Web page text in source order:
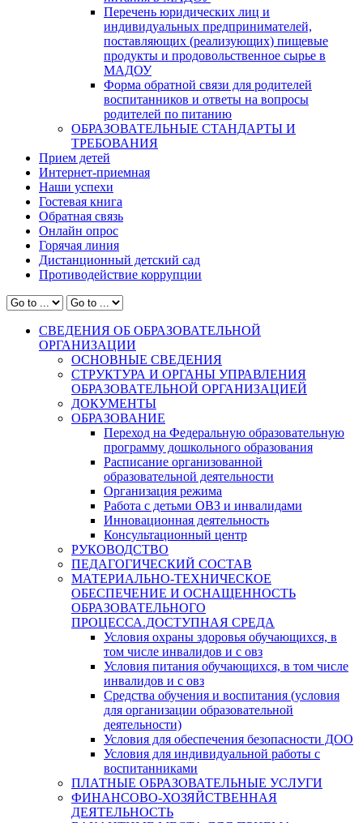
Перечень юридических лиц и
индивидуальных предпринимателей,
поставляющих (реализующих) пищевые
продукты и продовольственное сырье в
МАДОУ
Форма обратной связи для родителей
воспитанников и ответы на вопросы
родителей по питанию
ОБРАЗОВАТЕЛЬНЫЕ СТАНДАРТЫ И
ТРЕБОВАНИЯ
Прием детей
Интернет-приемная
Наши успехи
Гостевая книга
Обратная связь
Онлайн опрос
Горячая линия
Дистанционный детский сад
Противодействие коррупции
СВЕДЕНИЯ ОБ ОБРАЗОВАТЕЛЬНОЙ
ОРГАНИЗАЦИИ
ОСНОВНЫЕ СВЕДЕНИЯ
СТРУКТУРА И ОРГАНЫ УПРАВЛЕНИЯ
ОБРАЗОВАТЕЛЬНОЙ ОРГАНИЗАЦИЕЙ
ДОКУМЕНТЫ
ОБРАЗОВАНИЕ
Переход на Федеральную образовательную
программу дошкольного образования
Расписание организованной
образовательной деятельности
Организация режима
Работа с детьми ОВЗ и инвалидами
Инновационная деятельность
Консультационный центр
РУКОВОДСТВО
ПЕДАГОГИЧЕСКИЙ СОСТАВ
МАТЕРИАЛЬНО-ТЕХНИЧЕСКОЕ
ОБЕСПЕЧЕНИЕ И ОСНАЩЕННОСТЬ
ОБРАЗОВАТЕЛЬНОГО
ПРОЦЕССА.ДОСТУПНАЯ СРЕДА
Условия охраны здоровья обучающихся, в
том числе инвалидов и с овз
Условия питания обучающихся, в том числе
инвалидов и с овз
Средства обучения и воспитания (условия
для организации образовательной
деятельности)
Условия для обеспечения безопасности ДОО
Условия для индивидуальной работы с
воспитанниками
ПЛАТНЫЕ ОБРАЗОВАТЕЛЬНЫЕ УСЛУГИ
ФИНАНСОВО-ХОЗЯЙСТВЕННАЯ
ДЕЯТЕЛЬНОСТЬ